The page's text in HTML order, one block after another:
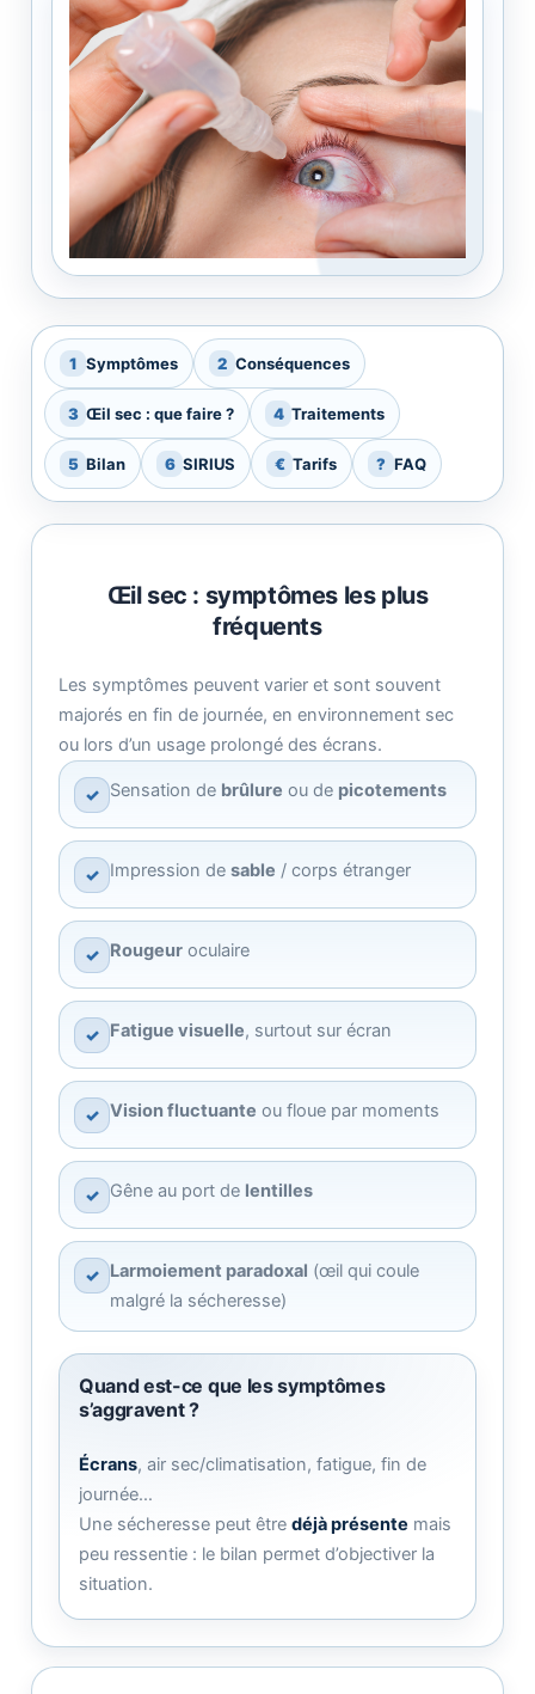
1 Symptômes 2 Conséquences
3 Œil sec : que faire ? 4 Traitements
5 Bilan 6 SIRIUS € Tarifs ? FAQ
Œil sec : symptômes les plus
fréquents
Les symptômes peuvent varier et sont souvent
majorés en fin de journée, en environnement sec
ou lors d’un usage prolongé des écrans.
✓ Sensation de brûlure ou de picotements
✓ Impression de sable / corps étranger
✓ Rougeur oculaire
✓ Fatigue visuelle, surtout sur écran
✓ Vision fluctuante ou floue par moments
✓ Gêne au port de lentilles
✓ Larmoiement paradoxal (œil qui coule
malgré la sécheresse)
Quand est-ce que les symptômes
s’aggravent ?
Écrans, air sec/climatisation, fatigue, fin de
journée…
Une sécheresse peut être déjà présente mais
peu ressentie : le bilan permet d’objectiver la
situation.